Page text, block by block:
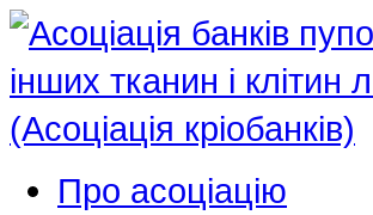
Про асоціацію